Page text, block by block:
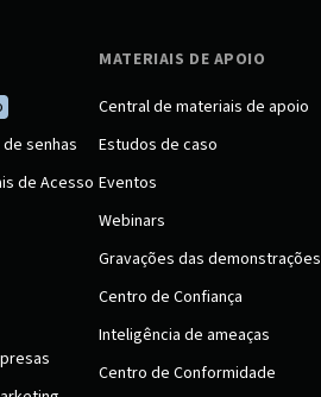
senhas
de Acesso
MATERIAIS DE APOIO
Central de materiais de apoio
Estudos de caso
Eventos
Webinars
Gravações das demonstrações
Centro de Confiança
Inteligência de ameaças
Centro de Conformidade